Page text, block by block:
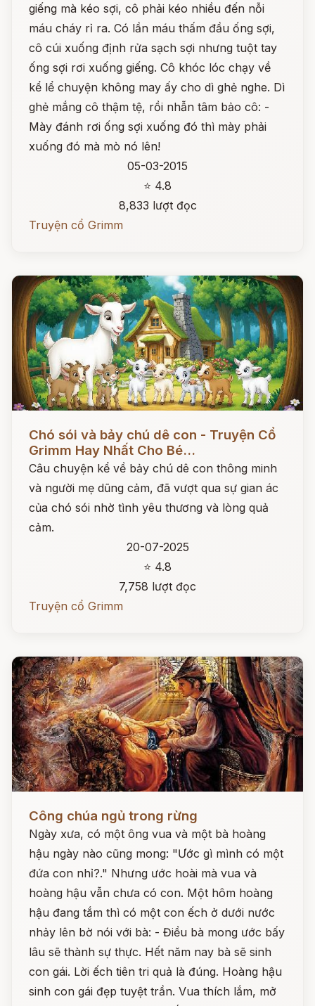
giếng mà kéo sợi, cô phải kéo nhiều đến nỗi
máu cháy rỉ ra. Có lần máu thấm đầu ống sợi,
cô cúi xuống định rửa sạch sợi nhưng tuột tay
ống sợi rơi xuống giếng. Cô khóc lóc chạy về
kể lể chuyện không may ấy cho dì ghẻ nghe. Dì
ghẻ mắng cô thậm tệ, rồi nhẫn tâm bảo cô: -
Mày đánh rơi ống sợi xuống đó thì mày phải
xuống đó mà mò nó lên!
05-03-2015
⭐ 4.8
8,833 lượt đọc
Truyện cổ Grimm
Chó sói và bảy chú dê con - Truyện Cổ
Grimm Hay Nhất Cho Bé...
Câu chuyện kể về bảy chú dê con thông minh
và người mẹ dũng cảm, đã vượt qua sự gian ác
của chó sói nhờ tình yêu thương và lòng quả
cảm.
20-07-2025
⭐ 4.8
7,758 lượt đọc
Truyện cổ Grimm
Công chúa ngủ trong rừng
Ngày xưa, có một ông vua và một bà hoàng
hậu ngày nào cũng mong: "Ước gì mình có một
đứa con nhỉ?." Nhưng ước hoài mà vua và
hoàng hậu vẫn chưa có con. Một hôm hoàng
hậu đang tắm thì có một con ếch ở dưới nước
nhảy lên bờ nói với bà: - Điều bà mong ước bấy
lâu sẽ thành sự thực. Hết năm nay bà sẽ sinh
con gái. Lời ếch tiên tri quả là đúng. Hoàng hậu
sinh con gái đẹp tuyệt trần. Vua thích lắm, mở